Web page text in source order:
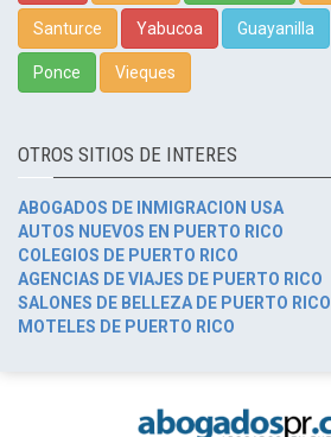
Santurce Yabucoa Guayanilla
Ponce Vieques
OTROS SITIOS DE INTERES
ABOGADOS DE INMIGRACION USA
AUTOS NUEVOS EN PUERTO RICO
COLEGIOS DE PUERTO RICO
AGENCIAS DE VIAJES DE PUERTO RICO
SALONES DE BELLEZA DE PUERTO RICO
MOTELES DE PUERTO RICO